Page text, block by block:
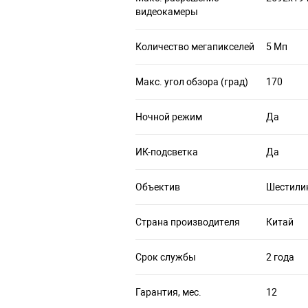
видеокамеры
Количество мегапикселей 5 Мп
Макс. угол обзора (град) 170
Ночной режим Да
ИК-подсветка Да
Объектив
Страна производителя Китай
Срок службы 2 года
Гарантия, мес. 12